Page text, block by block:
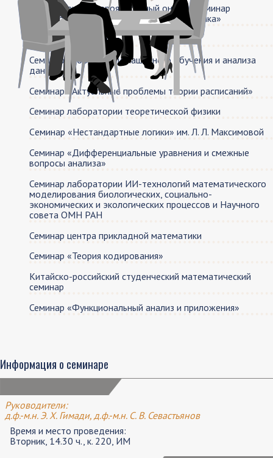
Объединенный вероятностный онлайн-семинар
«Вероятность и математическая статистика»
Семинар Книгочтения
Семинар лаборатории машинного обучения и анализа
данных
Семинар «Актуальные проблемы теории расписаний»
Семинар лаборатории теоретической физики
Cеминар «Нестандартные логики» им. Л. Л. Максимовой
Семинар «Дифференциальные уравнения и смежные
вопросы анализа»
Семинар лаборатории ИИ-технологий математического
моделирования биологических, социально-
экономических и экологических процессов и Научного
совета ОМН РАН
Семинар центра прикладной математики
Семинар «Теория кодирования»
Китайско-российский студенческий математический
семинар
Семинар «Функциональный анализ и приложения»
Информация о семинаре
Руководители:
д.ф.-м.н. Э. Х. Гимади, д.ф.-м.н. С. В. Севастьянов
Время и место проведения:
Вторник, 14.30 ч., к. 220, ИМ